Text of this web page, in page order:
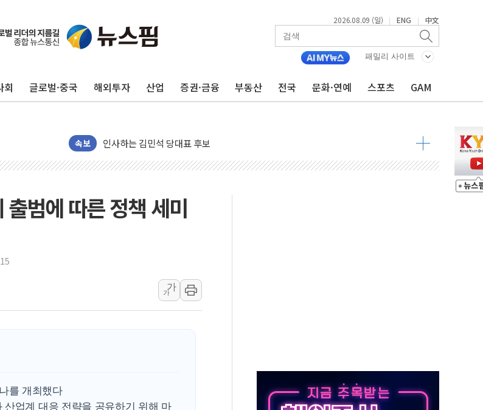
2026.08.09 (일) | ENG | 中文
패밀리 사이트
회 글로벌·중국 해외투자 산업 증권·금융 부동산 전국 문화·연예 스포츠 GAM
속보
포항시 재난예산 40억 긴급 투입…고수온 양식장 복구·지원 '총력'
[종합] 김민석, 정청래에 '0.86%p' 차 재역전 성공...金 45.42% vs 鄭 44.56%
인천 합동연설회 나선 송영길·정청래·김민석 당대표 후보
인사하는 김민석 당대표 후보
[속보] 민주, 제주·인천 경선 결과 발표...김민석 47.75% 정청래 42.08%
[속보] 민주, 제주 경선 결과 발표...김민석 52.64% 정청래 39.89% 송영길 7.47%
이번주 국내 주요 금융일정(8.10~8.14)
서울 중랑구 주택가서 흉기 난동…60대 남성 2명 숨져
李대통령 "결혼 때문에 손해 보는 일 없게"…'결혼 페널티' 22개 과제 손본다
'화합' 꺼낸 김민석에 '뻔뻔' 받아친 정청래…제주 연설서 신경전 고조
범에 따른 정책 세미
가
가
를 개최했다
업계 대응 전략을 공유하기 위해 마